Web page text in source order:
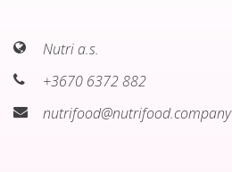
Nutri a.s.
+3670 6372 882
nutrifood@nutrifood.company